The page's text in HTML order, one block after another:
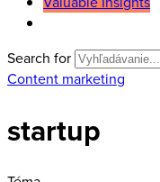
Search for
Content marketing
startup